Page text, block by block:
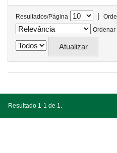
Resultados/Página |
Ordenar
Resultado 1-1 de 1.